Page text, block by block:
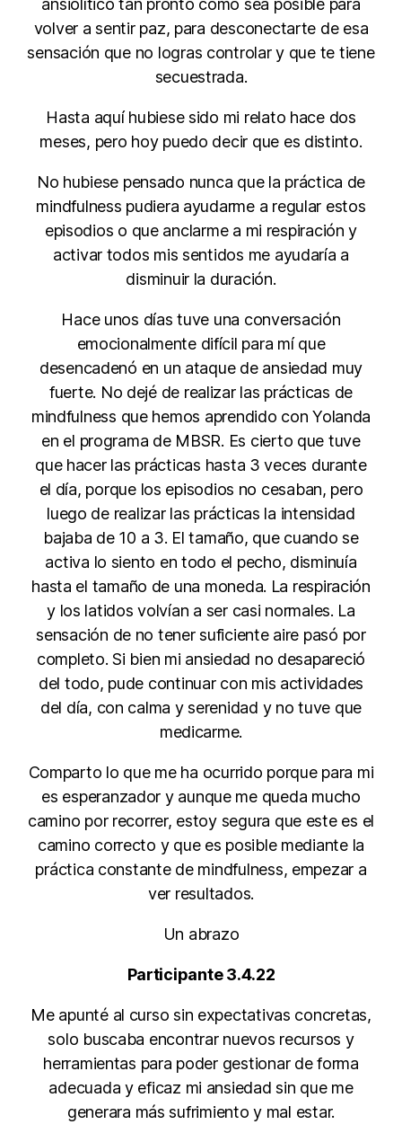
ansiolítico tan pronto como sea posible para
volver a sentir paz, para desconectarte de esa
sensación que no logras controlar y que te tiene
secuestrada.
Hasta aquí hubiese sido mi relato hace dos
meses, pero hoy puedo decir que es distinto.
No hubiese pensado nunca que la práctica de
mindfulness pudiera ayudarme a regular estos
episodios o que anclarme a mi respiración y
activar todos mis sentidos me ayudaría a
disminuir la duración.
Hace unos días tuve una conversación
emocionalmente difícil para mí que
desencadenó en un ataque de ansiedad muy
fuerte. No dejé de realizar las prácticas de
mindfulness que hemos aprendido con Yolanda
en el programa de MBSR. Es cierto que tuve
que hacer las prácticas hasta 3 veces durante
el día, porque los episodios no cesaban, pero
luego de realizar las prácticas la intensidad
bajaba de 10 a 3. El tamaño, que cuando se
activa lo siento en todo el pecho, disminuía
hasta el tamaño de una moneda. La respiración
y los latidos volvían a ser casi normales. La
sensación de no tener suficiente aire pasó por
completo. Si bien mi ansiedad no desapareció
del todo, pude continuar con mis actividades
del día, con calma y serenidad y no tuve que
medicarme.
Comparto lo que me ha ocurrido porque para mi
es esperanzador y aunque me queda mucho
camino por recorrer, estoy segura que este es el
camino correcto y que es posible mediante la
práctica constante de mindfulness, empezar a
ver resultados.
Un abrazo
Participante 3.4.22
Me apunté al curso sin expectativas concretas,
solo buscaba encontrar nuevos recursos y
herramientas para poder gestionar de forma
adecuada y eficaz mi ansiedad sin que me
generara más sufrimiento y mal estar.